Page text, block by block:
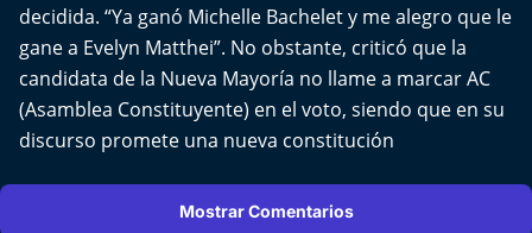
Yo invito
decidida. “Ya ganó Michelle Bachelet y me alegro que le
gane a Evelyn Matthei”. No obstante, criticó que la
candidata de la Nueva Mayoría no llame a marcar AC
(Asamblea Constituyente) en el voto, siendo que en su
discurso promete una nueva constitución
Mostrar Comentarios